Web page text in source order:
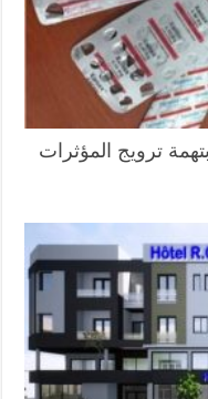
ترويج المؤثرات